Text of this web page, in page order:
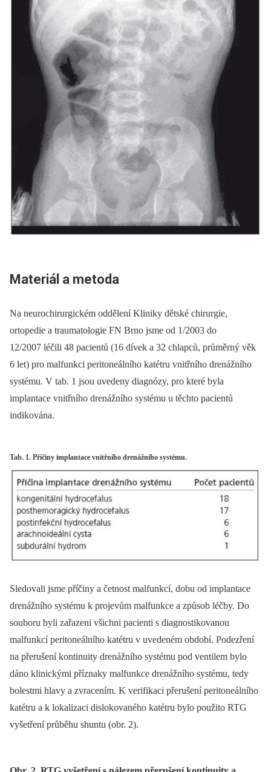
Materiál a metoda
Na neurochirurgickém oddělení Kliniky dětské chirurgie,
ortopedie a traumato­logie FN Brno jsme od 1/2003 do
12/2007 léčili 48 pacientů (16 dívek a 32 chlapců, průměrný věk
6 let) pro malfunkci peritoneálního katétru vnitřního drenážního
systému. V tab. 1 jsou uvedeny diagnózy, pro které byla
implantace vnitřního drenážního systému u těchto pacientů
indikována.
Tab. 1. Příčiny implantace vnitřního drenážního systému.
Sledovali jsme příčiny a četnost malfunkcí, dobu od implantace
drenážního systému k projevům malfunkce a způsob léčby. Do
souboru byli zařazeni všichni pacienti s diagnostikovanou
malfunkcí peritoneálního katétru v uvedeném období. Podezření
na přerušení kontinuity drenážního systému pod ventilem bylo
dáno klinickými příznaky malfunkce drenážního systému, tedy
bolestmi hlavy a zvracením. K verifikaci přerušení peritoneálního
katétru a k lokalizaci dislokovaného katétru bylo použito RTG
vyšetření průběhu shuntu (obr. 2).